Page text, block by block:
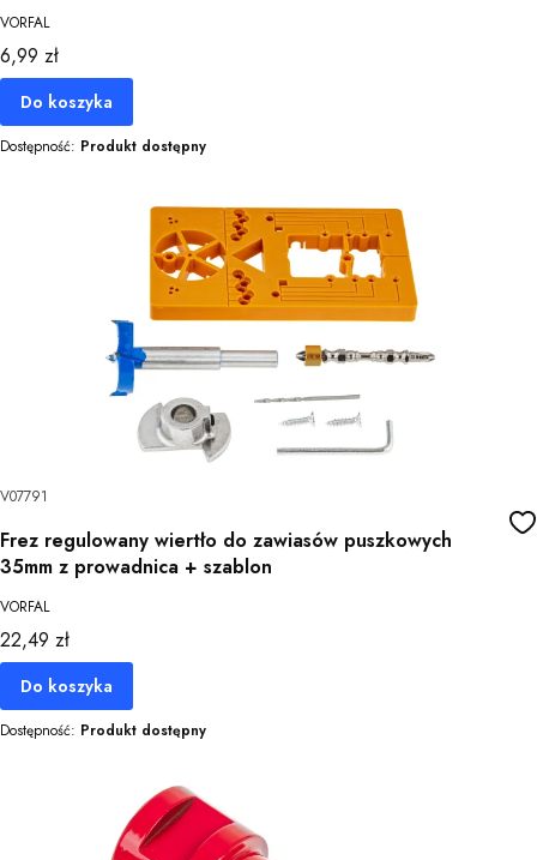
VORFAL
Cena
6,99 zł
Do koszyka
Dostępność: Produkt dostępny
V07791
Frez regulowany wiertło do zawiasów puszkowych
35mm z prowadnica + szablon
VORFAL
Cena
22,49 zł
Do koszyka
Dostępność: Produkt dostępny